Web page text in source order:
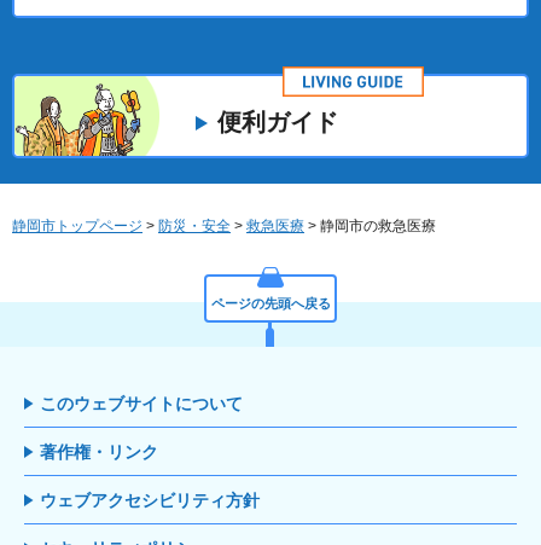
便利ガイド
静岡市トップページ > 防災・安全 > 救急医療 > 静岡市の救急医療
ページの先頭へ戻る
このウェブサイトについて
著作権・リンク
ウェブアクセシビリティ方針